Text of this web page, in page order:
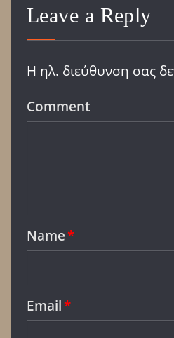
Leave a Reply
Η ηλ. διεύθυνση σας
Comment
Name*
Email*